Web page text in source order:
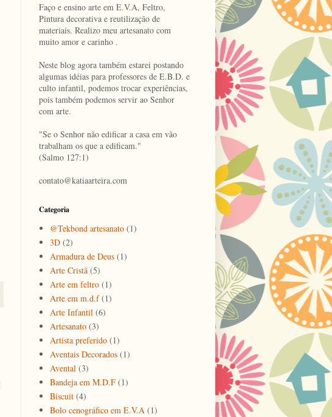
Faço e ensino arte em E.V.A, Feltro,
Pintura decorativa e reutilização de
materiais. Realizo meu artesanato com
muito amor e carinho .
Neste blog agora também estarei postando
algumas idéias para professores de E.B.D. e
culto infantil, podemos trocar experiências,
pois também podemos servir ao Senhor
com arte.
"Se o Senhor não edificar a casa em vão
trabalham os que a edificam."
(Salmo 127:1)
contato@katiaarteira.com
Categoria
@Tekbond artesanato (1)
3D (2)
Armadura de Deus (1)
Arte Cristã (5)
Arte em feltro (1)
Arte em m.d.f (1)
Arte Infantil (6)
Artesanato (3)
Artista preferido (1)
Aventais Decorados (1)
Avental (3)
Bandeja em M.D.F (1)
Biscuit (4)
Bolo cenográfico em E.V.A (1)